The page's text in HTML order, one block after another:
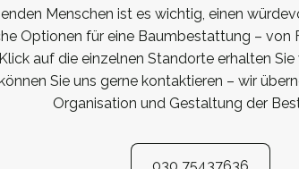
Menschen ist es wichtig, einen
Optionen für eine Baumbestattung – von
auf die einzelnen Standorte erhalten
Sie uns gerne kontaktieren – wir
Organisation und Gestaltung der